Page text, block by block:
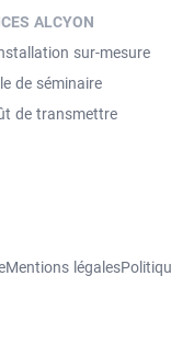
ALCYON
sur-mesure
de séminaire
de transmettre
Mentions légales